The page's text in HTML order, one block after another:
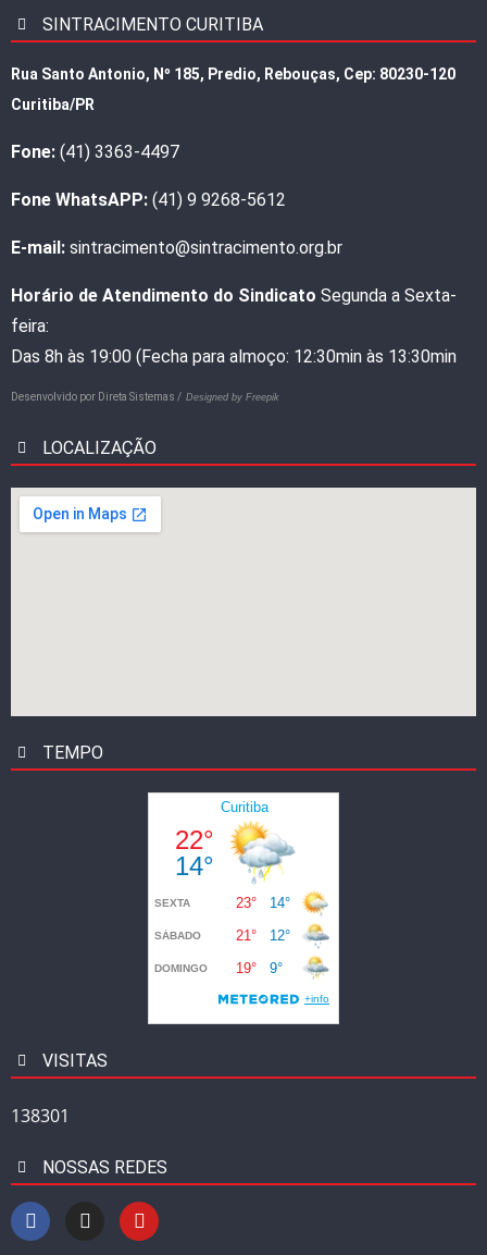
SINTRACIMENTO CURITIBA
Rua Santo Antonio, Nº 185, Predio, Rebouças, Cep: 80230-120
Curitiba/PR
Fone: (41) 3363-4497
Fone WhatsAPP: (41) 9 9268-5612
E-mail: sintracimento@sintracimento.org.br
Horário de Atendimento do Sindicato Segunda a Sexta-
feira:
Das 8h às 19:00 (Fecha para almoço: 12:30min às 13:30min
Desenvolvido por Direta Sistemas / Designed by Freepik
LOCALIZAÇÃO
TEMPO
VISITAS
138301
NOSSAS REDES